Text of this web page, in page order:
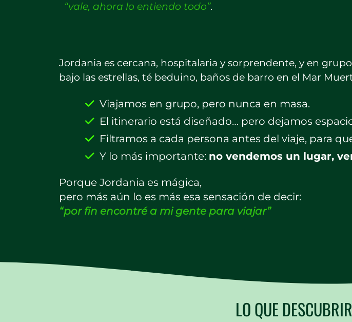
“vale, ahora lo entiendo todo”.
Jordania es cercana, hospitalaria y sorprendente, y en
bajo las estrellas, té beduino, baños de barro en el Mar
Viajamos en grupo, pero nunca en masa.
El itinerario está diseñado… pero dejamos
Filtramos a cada persona antes del viaje, para
Y lo más importante: no vendemos un lugar,
Porque Jordania es mágica,
pero más aún lo es más esa sensación de decir:
“por fin encontré a mi gente para viajar”
LO QUE